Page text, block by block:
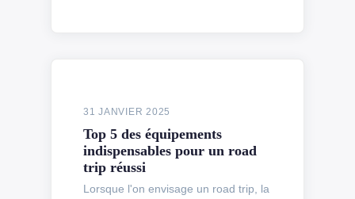
31 JANVIER 2025
Top 5 des équipements
indispensables pour un road
trip réussi
Lorsque l'on envisage un road trip, la